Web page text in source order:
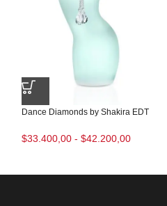
Dance Diamonds by Shakira EDT
$33.400,00 - $42.200,00